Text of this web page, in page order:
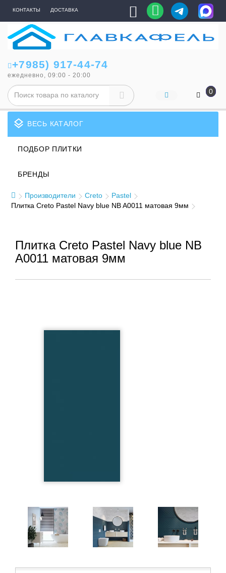
КОНТАКТЫ ДОСТАВКА
+7985) 917-44-74
ежедневно, 09:00 - 20:00
0
layers ВЕСЬ КАТАЛОГ
ПОДБОР ПЛИТКИ
БРЕНДЫ
Производители Creto
Pastel
Плитка Creto Pastel Navy blue NB A0011 матовая 9мм
Плитка Creto Pastel Navy blue NB
A0011 матовая 9мм